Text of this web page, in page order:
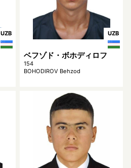
UZB UZB
ベフゾド・ボホディロフ
154
BOHODIROV Behzod